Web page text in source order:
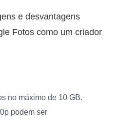
e desvantagens
Fotos como um criador
no máximo de 10 GB.
podem ser